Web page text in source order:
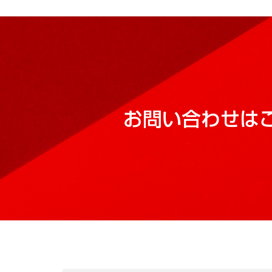
お問い合わせは